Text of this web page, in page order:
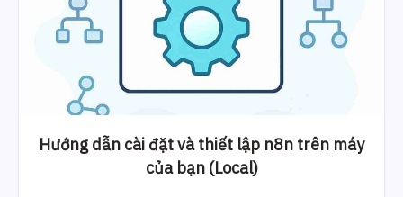
Hướng dẫn cài đặt và thiết lập n8n trên máy
của bạn (Local)